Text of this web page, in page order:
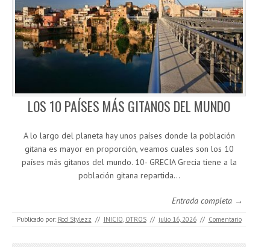
LOS 10 PAÍSES MÁS GITANOS DEL MUNDO
A lo largo del planeta hay unos países donde la población
gitana es mayor en proporción, veamos cuales son los 10
países más gitanos del mundo. 10- GRECIA Grecia tiene a la
población gitana repartida…
Entrada completa →
Publicado por: Rod Stylezz // INICIO, OTROS // julio 16, 2026 // Comentario